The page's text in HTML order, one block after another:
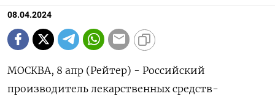
08.04.2024
МОСКВА, 8 апр (Рейтер) - Российский
производитель лекарственных средств-